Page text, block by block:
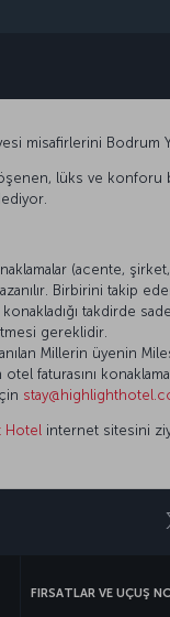
misafirlerini Bodrum
lüks ve konforu
(acente,
Birbirini takip
takdirde
gereklidir.
Millerin üyenin
faturasını
Hotel internet sitesini
FIRSATLAR VE UÇUŞ